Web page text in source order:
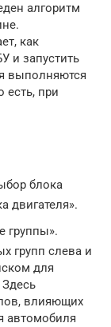
алгоритм
как
и запустить
выполняются
есть, при
блока
двигателя».
группы».
групп слева и
для
влияющих
автомобиля